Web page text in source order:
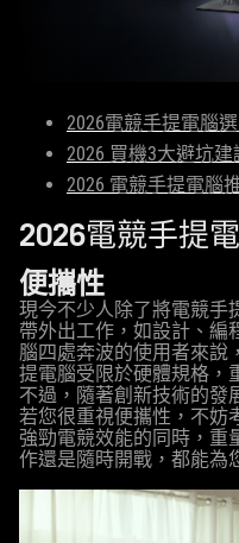
2026電競手提電腦
2026 買機3大避坑建
2026 電競手提電腦
2026電競手提
便攜性
現今不少人除了將電競手
帶外出工作，如設計、編
腦四處奔波的使用者來說
提電腦受限於硬體規格，
不過，隨著創新技術的發
若您很重視便攜性，不妨
強勁電競效能的同時，重
作還是隨時開戰，都能為